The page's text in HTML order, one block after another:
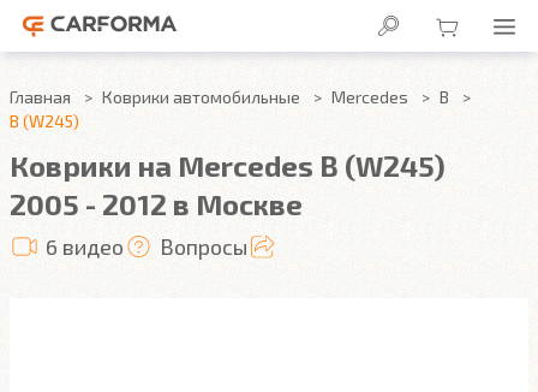
Главная Коврики автомобильные Mercedes
B
B (W245)
Коврики на Mercedes B (W245)
2005 - 2012 в Москве
6 видео Вопросы